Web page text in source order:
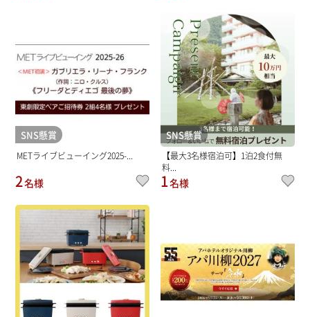
SNS懸賞
METライブビューイング2025-...
2名様
SNS懸賞
【最大3名様宿泊可】1泊2食付無
料...
1名様